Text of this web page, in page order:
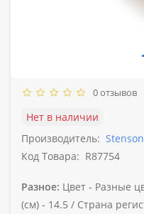
0 отзывов
Нет в наличии
Производитель: Stenson
Код Товара: R87754
Разное: Цвет - Разные
(см) - 14.5 / Страна